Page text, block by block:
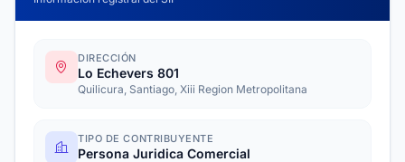
DIRECCIÓN
Lo Echevers 801
Quilicura, Santiago, Xiii Region Metropolitana
TIPO DE CONTRIBUYENTE
Persona Juridica Comercial